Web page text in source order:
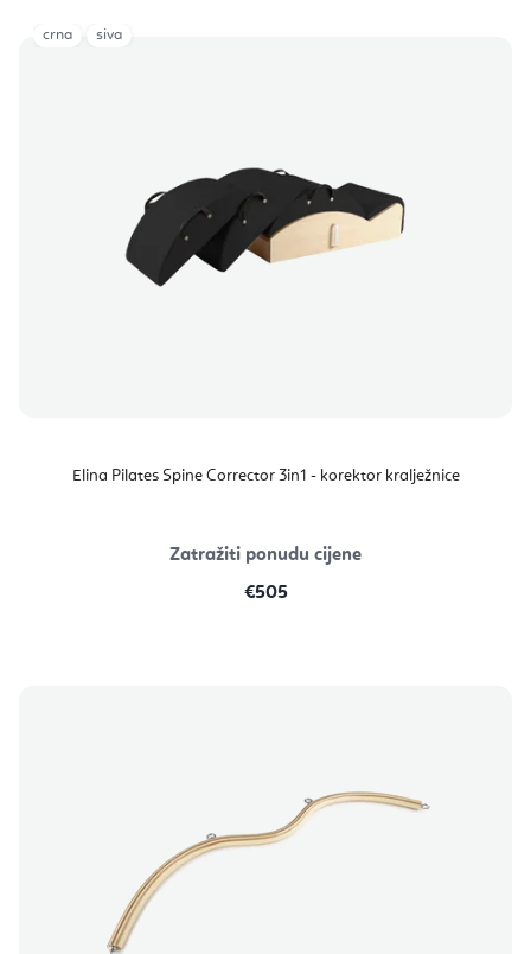
Elina Pilates Spine Corrector 3in1 - korektor kralježnice
Zatražiti ponudu cijene
€505
crna siva